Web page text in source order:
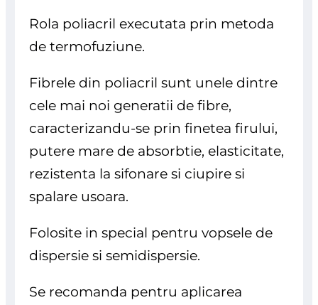
Rola poliacril executata prin metoda
de termofuziune.
Fibrele din poliacril sunt unele dintre
cele mai noi generatii de fibre,
caracterizandu-se prin finetea firului,
putere mare de absorbtie, elasticitate,
rezistenta la sifonare si ciupire si
spalare usoara.
Folosite in special pentru vopsele de
dispersie si semidispersie.
Se recomanda pentru aplicarea